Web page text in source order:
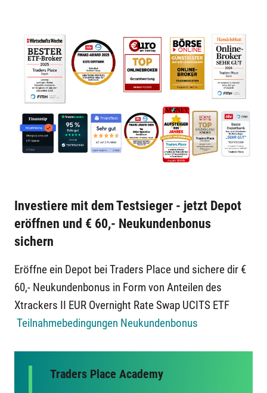
Investiere mit dem Testsieger - jetzt Depot
eröffnen und € 60,- Neukundenbonus
sichern
Eröffne ein Depot bei Traders Place und sichere dir €
60,- Neukundenbonus in Form von Anteilen des
Xtrackers II EUR Overnight Rate Swap UCITS ETF
Teilnahmebedingungen Neukundenbonus
Traders Place Academy